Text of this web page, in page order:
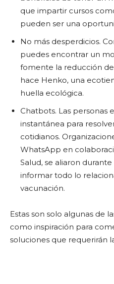
que impartir cursos
pueden ser una
No más desperdicios.
puedes encontrar un
fomente la reducción
hace Henko, una
huella ecológica.
Chatbots. Las personas
instantánea para
cotidianos.
WhatsApp en
Salud, se aliaron
informar todo lo
vacunación.
Estas son solo algunas de
como inspiración para
soluciones que requerirán